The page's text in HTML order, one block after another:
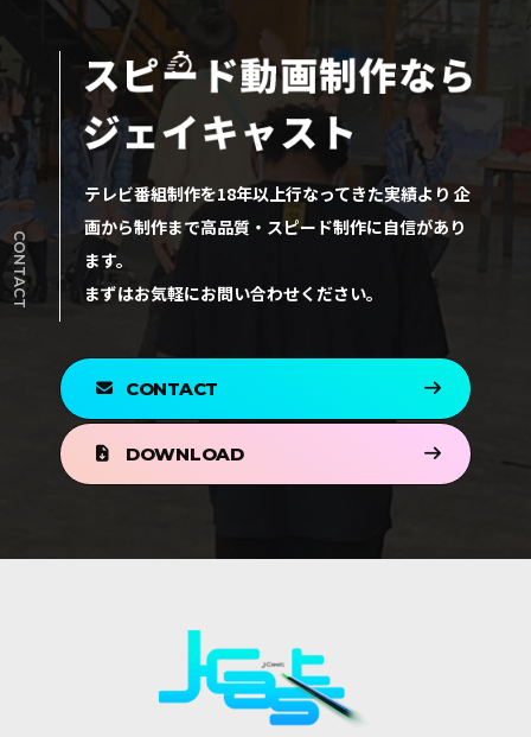
CONTACT
テレビ番組制作を18年以上⾏なってきた実績より 企
画から制作まで高品質・スピード制作に自信があり
ます。
まずはお気軽にお問い合わせください。
CONTACT
DOWNLOAD